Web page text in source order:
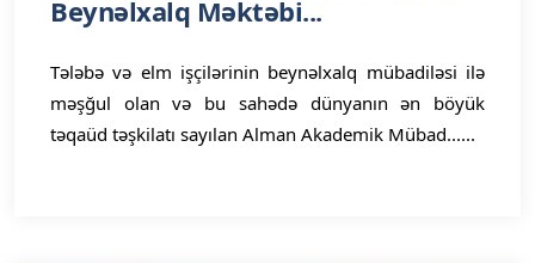
Beynəlxalq Məktəbi...
Tələbə və elm işçilərinin beynəlxalq mübadiləsi ilə
məşğul olan və bu sahədə dünyanın ən böyük
təqaüd təşkilatı sayılan Alman Akademik Mübad......